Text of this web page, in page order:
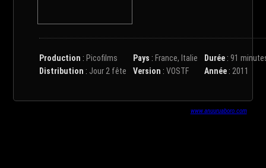
Production : Picofilms Pays : France, Italie Durée : 91
Distribution : Jour 2 fête Version :VOSTF Année : 2011
www.anuuruaboro.com